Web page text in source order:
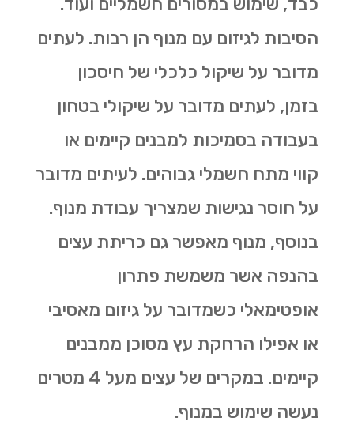
הסיבות לגיזום עם מנוף הן רבות. לעתים
מדובר על שיקול כלכלי של חיסכון
בזמן, לעתים מדובר על שיקולי בטחון
בעבודה בסמיכות למבנים קיימים או
קווי מתח חשמלי גבוהים. לעיתים מדובר
על חוסר נגישות שמצריך עבודת מנוף.
בנוסף, מנוף מאפשר גם כריתת עצים
בהנפה אשר משמשת פתרון
אופטימאלי כשמדובר על גיזום מאסיבי
או אפילו הרחקת עץ מסוכן ממבנים
קיימים. במקרים של עצים מעל 4 מטרים
נעשה שימוש במנוף.